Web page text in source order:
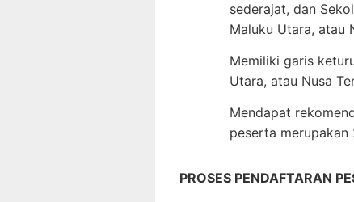
sederajat, dan
Maluku Utara, atau
Memiliki garis
Utara, atau Nusa
Mendapat
peserta merupakan
PROSES PENDAFTARAN